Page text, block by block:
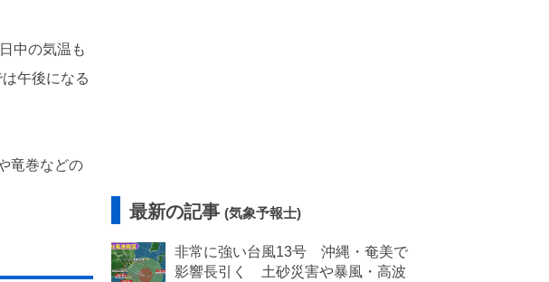
中の気温も
午後になる
竜巻などの
最新の記事 (気象予報士)
非常に強い台風13号 沖縄・奄美で
影響長引く 土砂災害や暴風・高波